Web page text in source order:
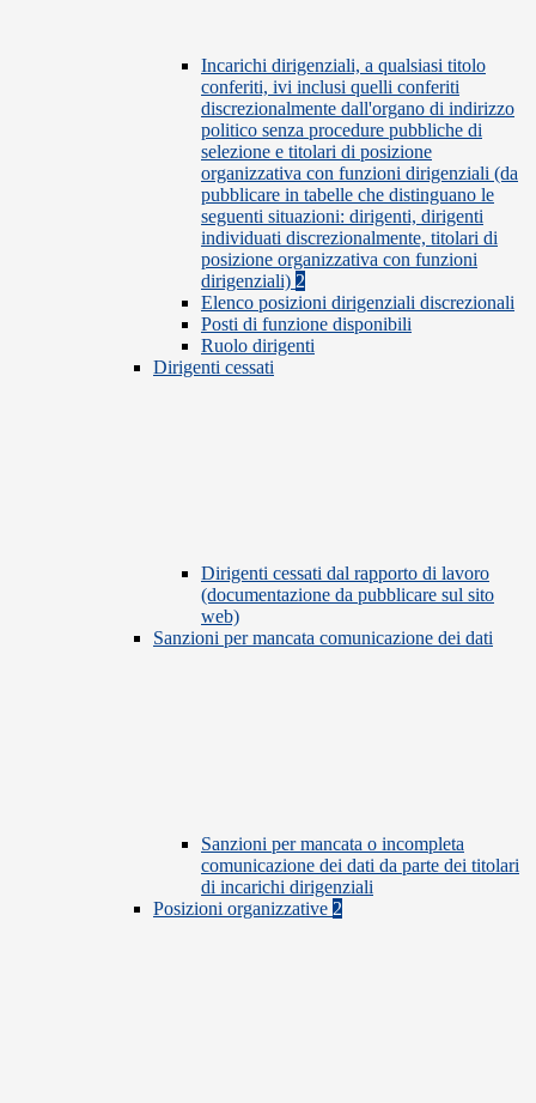
Incarichi dirigenziali, a qualsiasi titolo
conferiti, ivi inclusi quelli conferiti
discrezionalmente dall'organo di indirizzo
politico senza procedure pubbliche di
selezione e titolari di posizione
organizzativa con funzioni dirigenziali (da
pubblicare in tabelle che distinguano le
seguenti situazioni: dirigenti, dirigenti
individuati discrezionalmente, titolari di
posizione organizzativa con funzioni
dirigenziali) 2
Elenco posizioni dirigenziali discrezionali
Posti di funzione disponibili
Ruolo dirigenti
Dirigenti cessati
Dirigenti cessati dal rapporto di lavoro
(documentazione da pubblicare sul sito
web)
Sanzioni per mancata comunicazione dei dati
Sanzioni per mancata o incompleta
comunicazione dei dati da parte dei titolari
di incarichi dirigenziali
Posizioni organizzative 2